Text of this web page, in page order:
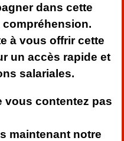
dans cette
à vous offrir cette
un accès rapide et
salariales.
vous contentez pas
maintenant notre